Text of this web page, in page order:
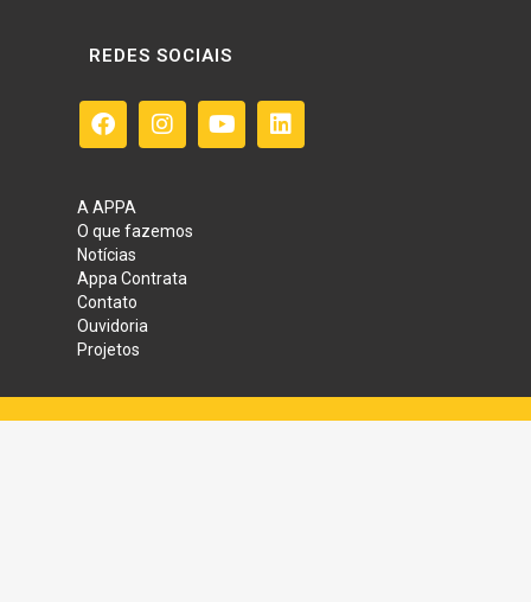
REDES SOCIAIS
A APPA
O que fazemos
Notícias
Appa Contrata
Contato
Ouvidoria
Projetos